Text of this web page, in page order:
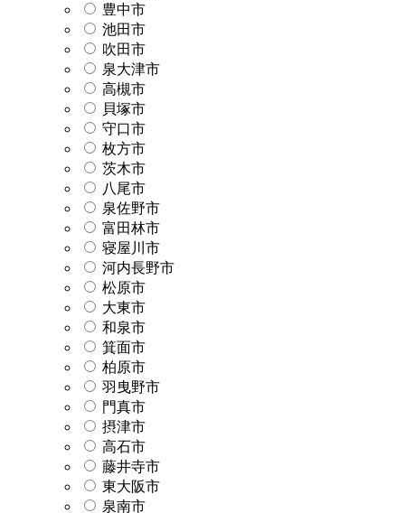
豊中市
池田市
吹田市
泉大津市
高槻市
貝塚市
守口市
枚方市
茨木市
八尾市
泉佐野市
富田林市
寝屋川市
河内長野市
松原市
大東市
和泉市
箕面市
柏原市
羽曳野市
門真市
摂津市
高石市
藤井寺市
東大阪市
泉南市